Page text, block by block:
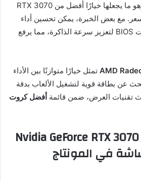
بشكل جيد عند دقة 2K، وهو ما يجعلها خيارًا أفضل من RTX 3070
مع بعض الخبرة، يمكن تحسين أداء
البطاقة عبر تعديل إعدادات BIOS لتعزيز سرعة الذاكرة، مما يرفع
AMD تمثل خيارًا متوازنًا بين الأداء
عن بطاقة قوية لتشغيل الألعاب بدقة
أفضل كروت
8. كرت الشاشة Nvidia GeForce RTX 3070
في المونتاج